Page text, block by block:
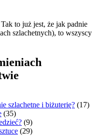
to już jest, że jak padnie
szlachetnych), to wszyscy
szlachetne i biżuterię? (17)
(35)
(9)
(29)